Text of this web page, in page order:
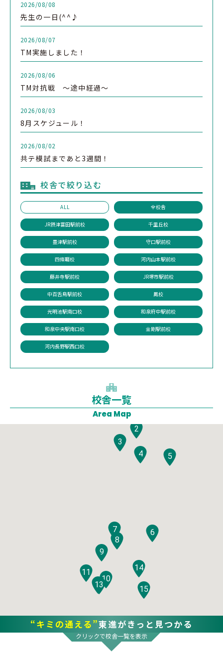
2026/08/08
先生の一日(^^♪
2026/08/07
TM実施しました！
2026/08/06
TM対抗戦 ～途中経過～
2026/08/03
8月スケジュール！
2026/08/02
共テ模試まであと3週間！
校舎で絞り込む
ALL 全校舎
JR摂津富田駅前校 千里丘校
豊津駅前校 守口駅前校
四條畷校 河内山本駅前校
藤井寺駅前校 JR堺市駅前校
中百舌鳥駅前校 鳳校
光明池駅南口校 和泉府中駅前校
和泉中央駅南口校 金剛駅前校
河内長野駅西口校
校舎一覧
Area Map
1
2
3
4
5
6
7
8
9
10
11
12
13
14
15
“キミの通える”東進がきっと見つかる
クリックで校舎一覧を表示